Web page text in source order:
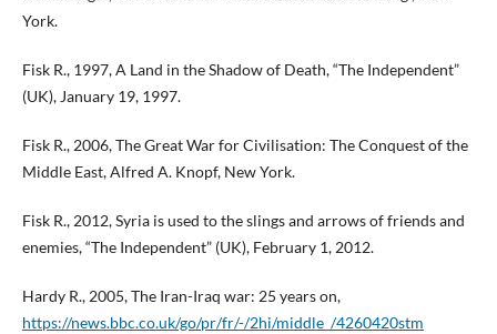
York.
Fisk R., 1997, A Land in the Shadow of Death, “The Independent”
(UK), January 19, 1997.
Fisk R., 2006, The Great War for Civilisation: The Conquest of the
Middle East, Alfred A. Knopf, New York.
Fisk R., 2012, Syria is used to the slings and arrows of friends and
enemies, “The Independent” (UK), February 1, 2012.
Hardy R., 2005, The Iran-Iraq war: 25 years on,
https://news.bbc.co.uk/go/pr/fr/-/2hi/middle_/4260420stm